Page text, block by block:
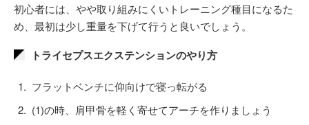
初心者には、やや取り組みにくいトレーニング種目になるた
め、最初は少し重量を下げて行うと良いでしょう。
トライセプスエクステンションのやり方
フラットベンチに仰向けで寝っ転がる
(1)の時、肩甲骨を軽く寄せてアーチを作りましょう